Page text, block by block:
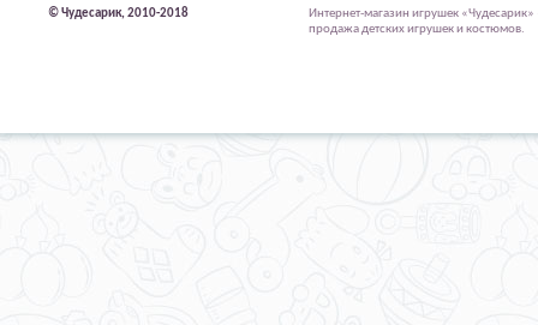
© Чудесарик, 2010-2018
Интернет-магазин игрушек
продажа детских игрушек и костюмов.